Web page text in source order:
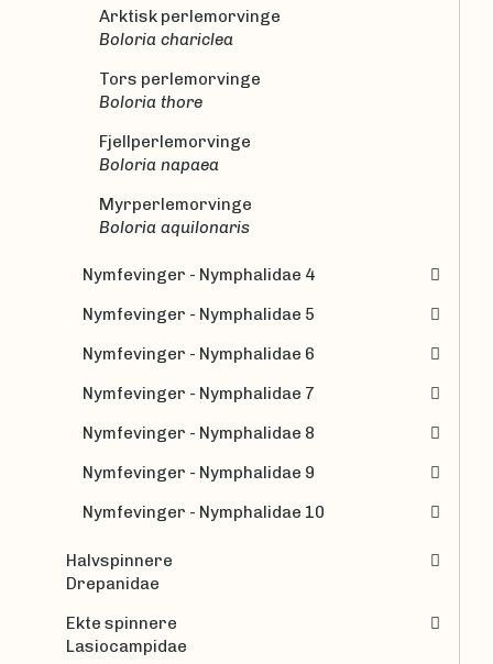
Arktisk perlemorvinge
Boloria chariclea
Tors perlemorvinge
Boloria thore
Fjellperlemorvinge
Boloria napaea
Myrperlemorvinge
Boloria aquilonaris
Nymfevinger - Nymphalidae 4
Nymfevinger - Nymphalidae 5
Nymfevinger - Nymphalidae 6
Nymfevinger - Nymphalidae 7
Nymfevinger - Nymphalidae 8
Nymfevinger - Nymphalidae 9
Nymfevinger - Nymphalidae 10
Halvspinnere
Drepanidae
Ekte spinnere
Lasiocampidae